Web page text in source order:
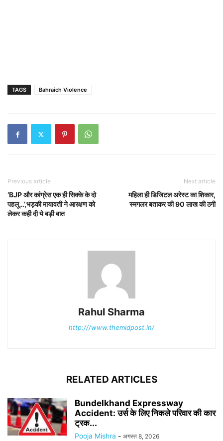
TAGS Bahraich Violence
Previous article
‘BJP और कांग्रेस एक ही सिक्के के दो
पहलू…’,भड़की मायावती ने आरक्षण को
लेकर कही दी ये बड़ी बात
Next article
महिला ही डिजिटल अरेस्ट का शिकार,
स्मगलर बताकर की 90 लाख की ठगी
Rahul Sharma
http:///www.themidpost.in/
RELATED ARTICLES
Bundelkhand Expressway
Accident: उर्स के लिए निकले परिवार की कार
ट्रक...
Pooja Mishra - अगस्त 8, 2026